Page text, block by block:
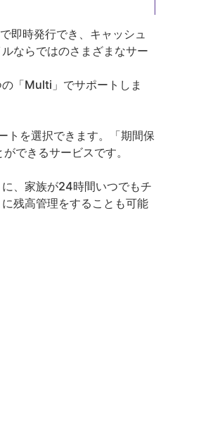
即時発行でき、キャッシュ
ならではのさまざまなサー
「Multi」でサポートしま
トを選択できます。「期間保
できるサービスです。
、家族が24時間いつでもチ
残高管理をすることも可能